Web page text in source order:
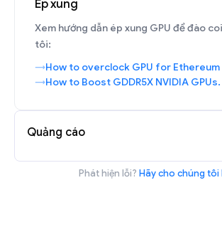
Ép xung
Xem hướng dẫn ép xung GPU để đào
tôi:
How to overclock GPU for Ethereum
How to Boost GDDR5X NVIDIA GPUs.
Quảng cáo
Phát hiện lỗi? Hãy cho chúng tôi